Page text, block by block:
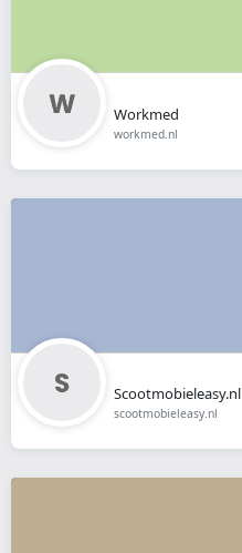
Workmed
workmed.nl
Scootmobieleasy.nl
scootmobieleasy.nl